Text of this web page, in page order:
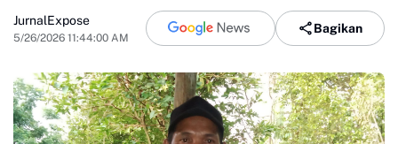
JurnalExpose
5/26/2026 11:44:00 AM
Bagikan